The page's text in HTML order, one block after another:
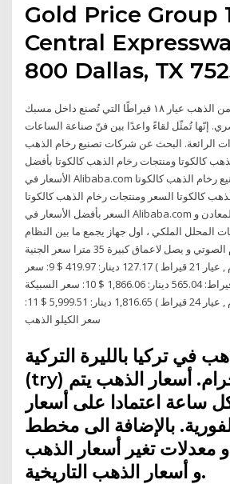
Gold Price Group
Central
800 Dallas, TX
أعثر على ساعتك من الذهب عيار ١٨ قيراطًا التي تُصنع داخل مسبك
إنّها تُمثّل لقاءً واعدًا بين فنّ صناعة الساعات
الرائعة. البحث عن شركات تصنيع رخام الذهب
كالكوتا ومنتجات رخام الذهب كالكوتا بأفضل
الأسعار في Alibaba.com البحث عن شركات تصنيع رخام الذهب كالكوتا
كالكوتا السعر ومنتجات رخام الذهب كالكوتا
السعر بأفضل الأسعار في Alibaba.com جهاز كشف الذهب و المعادن و
المحلل الملكي ، اول جهاز يجمع ما بين النظام
التصويري والنظام الصوتي و يصل لاعماق كبيرة 35 مترا سعر الجنية
الذهب (وزن 8 جرام , عيار 21 قيراط ) 127.17 دينار: 419.97 $ 9: سعر
الأونصة الذهب عيار 24 قيراط: 565.04 دينار: 1,866.06 $ 10: سعر السبيكة
الذهب (وزن 100 جرام , عيار 24 قيراط ) 1,816.65 دينار: 5,999.51 $ 11:
سعر الكيلو الذهب
في تركيا بالليرة التركية
(try) للأوقية و الجرام. أسعار الذهب يتم
ساعة اعتمادا على أسعار
بالإضافة الى مخطط
معدلات تغير أسعار الذهب
و أسعار الذهب التاريخية.